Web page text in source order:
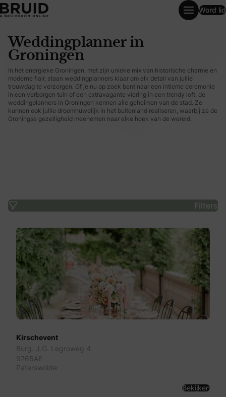
Word lid
Weddingplanner in
Groningen
In het energieke Groningen, met zijn unieke mix van historische charme en
moderne flair, staan weddingplanners klaar om elk detail van jullie
trouwdag te verzorgen. Of je nu op zoek bent naar een intieme ceremonie
in een verborgen tuin of een extravagante viering in een trendy loft, de
weddingplanners in Groningen kennen alle geheimen van de stad. Ze
kunnen ook jullie droomhuwelijk in het buitenland realiseren, waarbij ze de
Groningse gezelligheid meenemen naar elke hoek van de wereld.
Filters
Kirschevent
Burg. J.G. Legroweg 4
9765AE
Paterswolde
Bekijken